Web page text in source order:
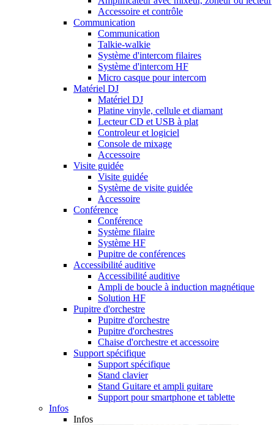
Accessoire et contrôle
Communication
Communication
Talkie-walkie
Système d'intercom filaires
Système d'intercom HF
Micro casque pour intercom
Matériel DJ
Matériel DJ
Platine vinyle, cellule et diamant
Lecteur CD et USB à plat
Controleur et logiciel
Console de mixage
Accessoire
Visite guidée
Visite guidée
Système de visite guidée
Accessoire
Conférence
Conférence
Système filaire
Système HF
Pupitre de conférences
Accessibilité auditive
Accessibilité auditive
Ampli de boucle à induction magnétique
Solution HF
Pupitre d'orchestre
Pupitre d'orchestre
Pupitre d'orchestres
Chaise d'orchestre et accessoire
Support spécifique
Support spécifique
Stand clavier
Stand Guitare et ampli guitare
Support pour smartphone et tablette
Infos
Infos